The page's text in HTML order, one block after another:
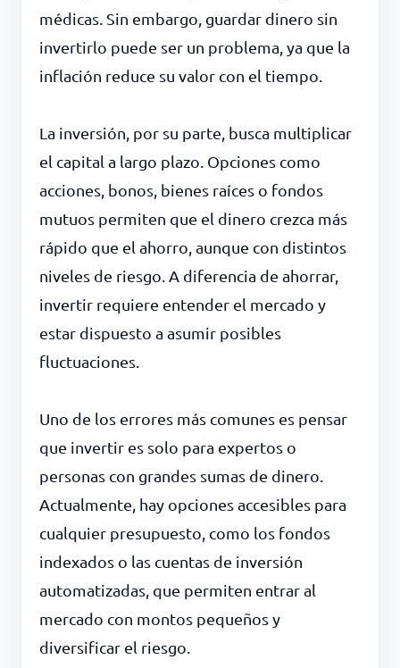
médicas. Sin embargo, guardar dinero sin
invertirlo puede ser un problema, ya que la
inflación reduce su valor con el tiempo.
La inversión, por su parte, busca multiplicar
el capital a largo plazo. Opciones como
acciones, bonos, bienes raíces o fondos
mutuos permiten que el dinero crezca más
rápido que el ahorro, aunque con distintos
niveles de riesgo. A diferencia de ahorrar,
invertir requiere entender el mercado y
estar dispuesto a asumir posibles
fluctuaciones.
Uno de los errores más comunes es pensar
que invertir es solo para expertos o
personas con grandes sumas de dinero.
Actualmente, hay opciones accesibles para
cualquier presupuesto, como los fondos
indexados o las cuentas de inversión
automatizadas, que permiten entrar al
mercado con montos pequeños y
diversificar el riesgo.